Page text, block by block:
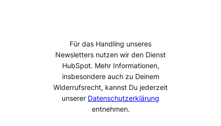
Für das Handling unseres
Newsletters nutzen wir den Dienst
HubSpot. Mehr Informationen,
insbesondere auch zu Deinem
Widerrufsrecht, kannst Du jederzeit
unserer Datenschutzerklärung
entnehmen.